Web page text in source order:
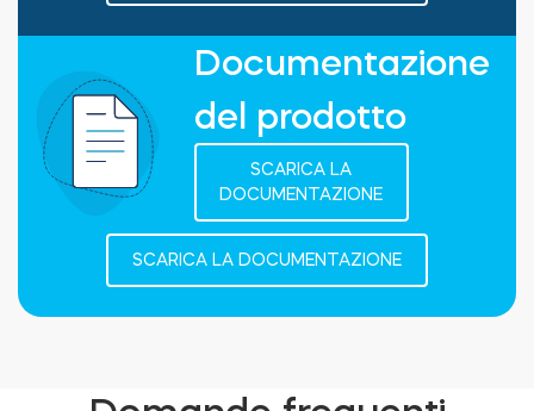
Documentazione
del prodotto
SCARICA LA
DOCUMENTAZIONE
SCARICA LA DOCUMENTAZIONE